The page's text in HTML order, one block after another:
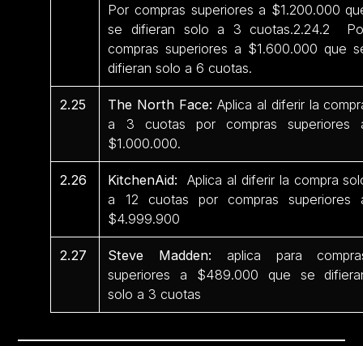
Por compras superiores a $1.200.000
se difieran solo a 3 cuotas.2.24.2
compras superiores a $1.600.000 que
difieran solo a 6 cuotas.
2.25 The North Face: Aplica al diferir la
a 3 cuotas por compras superiores
$1.000.000.
2.26 KitchenAid:Aplica al diferir la compra
a 12 cuotas por compras superiores
$4.999.900
2.27 Steve Madden: aplica para
superiores a $489.000 que se
solo a 3 cuotas